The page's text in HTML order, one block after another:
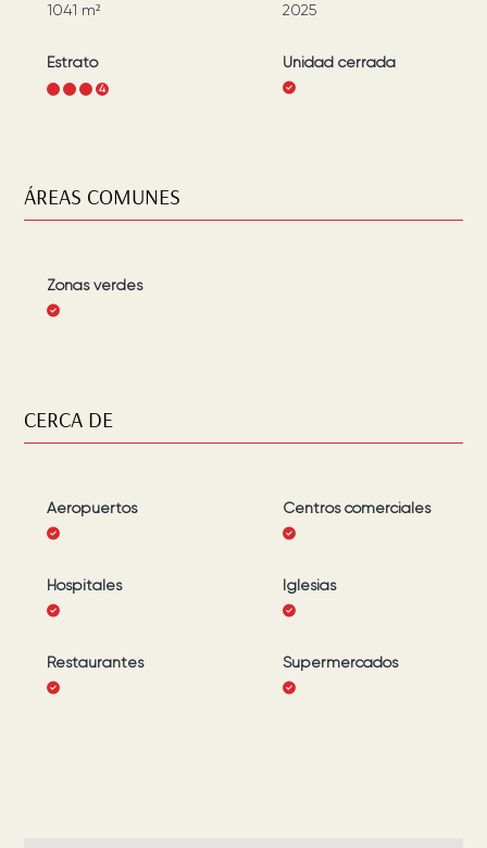
1041 m²
2025
Estrato
4
Unidad cerrada
ÁREAS COMUNES
Zonas verdes
CERCA DE
Aeropuertos Centros comerciales
Hospitales Iglesias
Restaurantes Supermercados